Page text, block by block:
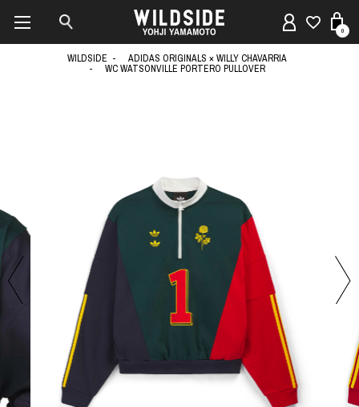
0
WILDSIDE
ADIDAS ORIGINALS × WILLY CHAVARRIA
WC WATSONVILLE PORTERO PULLOVER